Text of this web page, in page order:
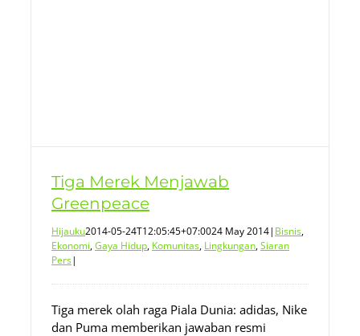
Tiga Merek Menjawab
Greenpeace
Hijauku2014-05-24T12:05:45+07:0024 May 2014| Bisnis,
Ekonomi,Gaya Hidup, Komunitas, Lingkungan,Siaran
Pers|
Tiga merek olah raga Piala Dunia: adidas, Nike
dan Puma memberikan jawaban resmi